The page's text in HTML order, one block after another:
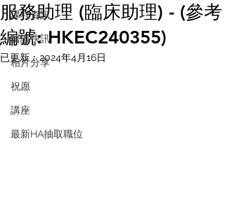
課程資訊
醫護快訊
相片分享
祝愿
講座
最新HA抽取職位
服務助理 (臨床助理) - (參考
編號: HKEC240355)
已更新：2024年4月16日